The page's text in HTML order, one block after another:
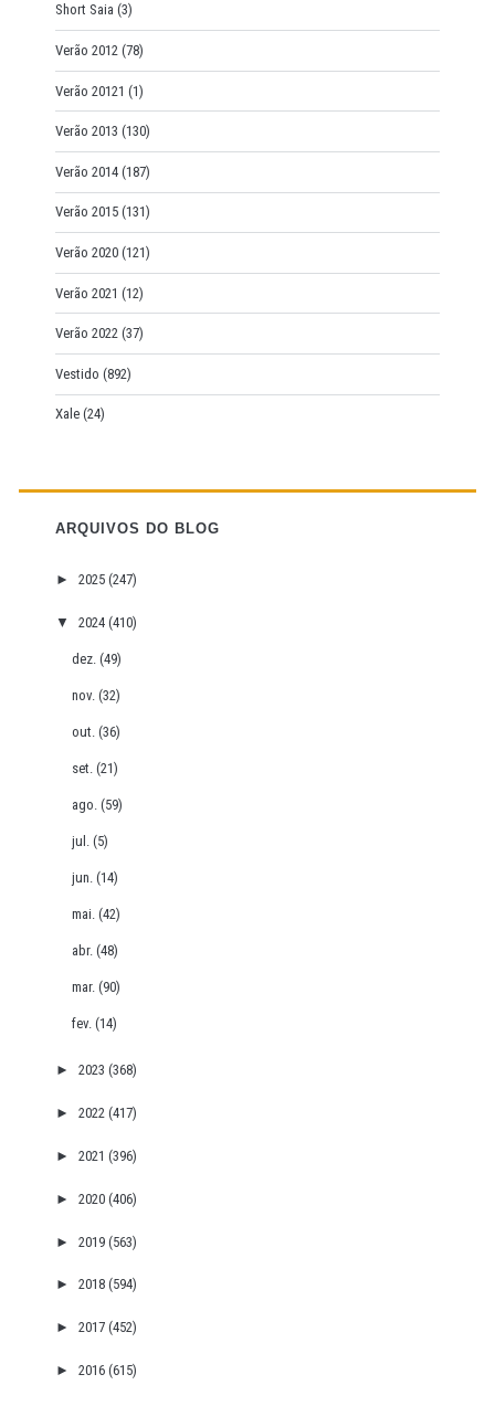
Short Saia (3)
Verão 2012 (78)
Verão 20121 (1)
Verão 2013 (130)
Verão 2014 (187)
Verão 2015 (131)
Verão 2020 (121)
Verão 2021 (12)
Verão 2022 (37)
Vestido (892)
Xale (24)
ARQUIVOS DO BLOG
► 2025 (247)
▼ 2024 (410)
dez.(49)
nov.(32)
out.(36)
set.(21)
ago.(59)
jul.(5)
jun.(14)
mai.(42)
abr.(48)
mar.(90)
fev.(14)
► 2023 (368)
► 2022 (417)
► 2021 (396)
► 2020 (406)
► 2019 (563)
► 2018 (594)
► 2017 (452)
► 2016 (615)